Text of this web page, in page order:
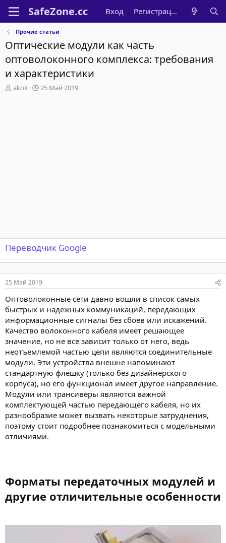
Вход Регистрация
Прочие статьи
Оптические модули как часть
оптоволоконного комплекса: требования
и характеристики
А
akok
Д
25 Май 2019
Переводчик Google
25 Май 2019
Оптоволоконные сети давно вошли в список самых
быстрых и надежных коммуникаций, передающих
информационные сигналы без сбоев или искажений.
Качество волоконного кабеля имеет решающее
значение, но не все зависит только от него, ведь
неотъемлемой частью цепи являются соединительные
модули. Эти устройства внешне напоминают
стандартную флешку (только без дизайнерского
корпуса), но его функционал имеет другое направление.
Модули или трансиверы являются важной
комплектующей частью передающего кабеля, но их
разнообразие может вызвать некоторые затруднения,
поэтому стоит подробнее познакомиться с модельными
отличиями.
Форматы передаточных модулей и
другие отличительные особенности